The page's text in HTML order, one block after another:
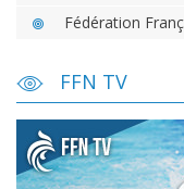
Fédération
FFN TV